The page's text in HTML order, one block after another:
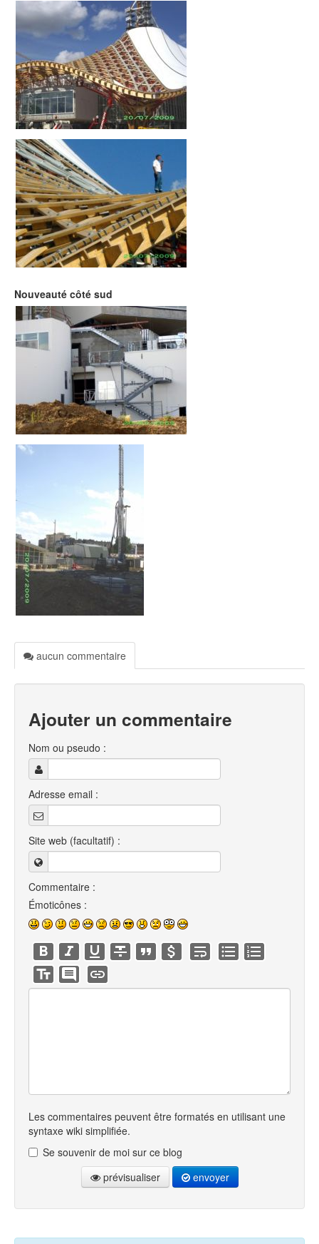
Nouveauté côté sud
aucun commentaire
Ajouter un commentaire
Nom ou pseudo :
Adresse email :
Site web (facultatif) :
Commentaire :
Émoticônes :
Les commentaires peuvent être formatés en utilisant une
syntaxe wiki simplifiée.
Se souvenir de moi sur ce blog
prévisualiser
envoyer